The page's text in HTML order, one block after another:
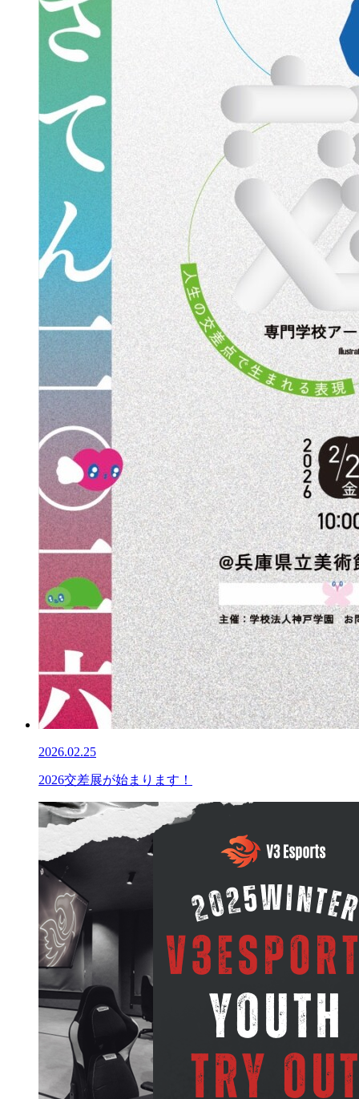
2026.02.25
2026交差展が始まります！